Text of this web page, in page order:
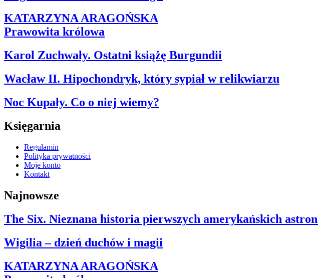
KATARZYNA ARAGOŃSKA
Prawowita królowa
Karol Zuchwały. Ostatni książę Burgundii
Wacław II. Hipochondryk, który sypiał w relikwiarzu
Noc Kupały. Co o niej wiemy?
Księgarnia
Regulamin
Polityka prywatności
Moje konto
Kontakt
Najnowsze
The Six. Nieznana historia pierwszych amerykańskich
Wigilia – dzień duchów i magii
KATARZYNA ARAGOŃSKA